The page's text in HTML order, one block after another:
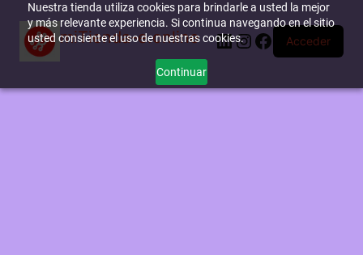
Nuestra tienda utiliza cookies para brindarle a usted la mejor
y más relevante experiencia. Si continua navegando en el sitio
usted consiente el uso de nuestras cookies.
Continuar
miTienda-e.online LinkedIn
Instagram
Facebook
Acceder